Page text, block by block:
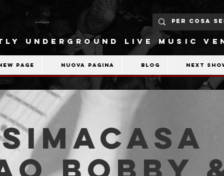
UNDERGROUND LIVE MUSIC
Page Nuova pagina Blog Next